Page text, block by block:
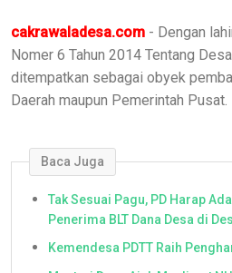
cakrawaladesa.com - Dengan
Nomer 6 Tahun 2014 Tentang
ditempatkan sebagai obyek
Daerah maupun Pemerintah Pusat.
Baca Juga
Tak Sesuai Pagu, PD Harap
Penerima BLT Dana Desa di
Kemendesa PDTT Raih